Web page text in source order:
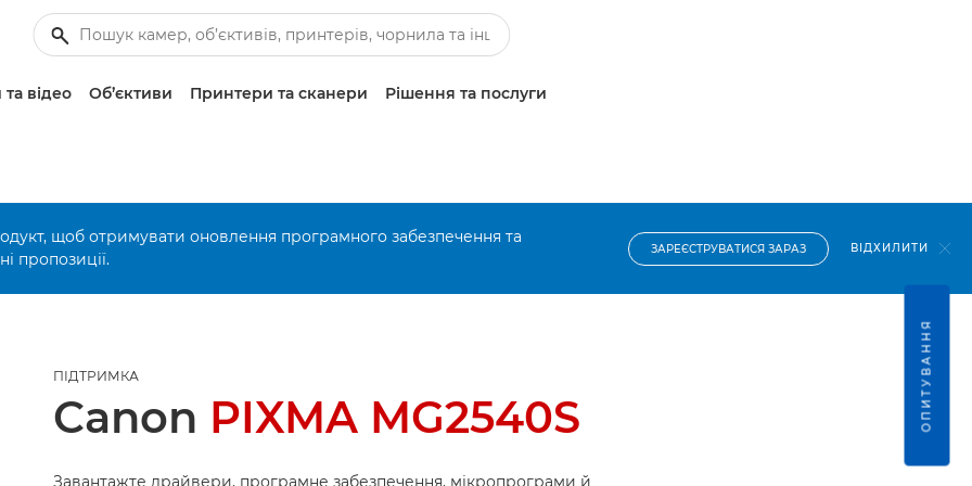
відео Об’єктиви Принтери та сканери Рішення та послуги
щоб отримувати оновлення програмного забезпечення та
пропозиції.
ЗАРЕЄСТРУВАТИСЯ ЗАРАЗ ВІДХИЛИТИ
ПІДТРИМКА
Canon PIXMA MG2540S
Завантажте драйвери, програмне забезпечення, мікропрограми й
ОПИТУВАННЯ